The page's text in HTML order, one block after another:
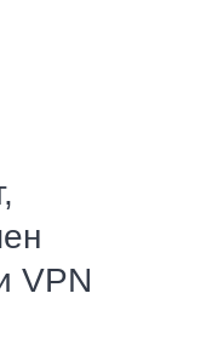
VPN